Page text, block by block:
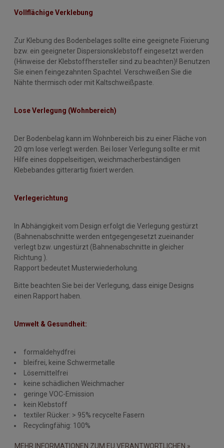
Vollflächige Verk lebung
Zur Klebung des Bodenbelages sollte eine geeignete Fixierung
bzw. ein geeigneter Dispersionsklebstoff eingesetzt werden
(Hinweise der Klebstoffhersteller sind zu beachten)! Benutzen
Sie einen feingezahnten Spachtel. Verschweißen Sie die
Nähte thermisch oder mit Kaltschweißpaste.
Lose Verlegung (Wohnbereich)
Der Bodenbelag kann im Wohnbereich bis zu einer Fläche von
20 qm lose verlegt werden. Bei loser Verlegung sollte er mit
Hilfe eines doppelseitigen, weichmacherbeständigen
Klebebandes gitterartig fixiert werden.
Verlegerichtung
In Abhängigkeit vom Design erfolgt die Verlegung gestürzt
(Bahnenabschnitte werden entgegengesetzt zueinander
verlegt bzw. ungestürzt (Bahnenabschnitte in gleicher
Richtung ).
Rapport bedeutet Musterwiederholung.
Bitte beachten Sie bei der Verlegung, dass einige Designs
einen Rapport haben.
Umwelt & Gesundheit:
formaldehydfrei
bleifrei, keine Schwermetalle
Lösemittelfrei
keine schädlichen Weichmacher
geringe VOC-Emission
kein Klebstoff
textiler Rücker: > 95% recycelte Fasern
Recyclingfähig: 100%
MEHR INFORMATIONEN ZUM EU VERANTWORTLICHEN »